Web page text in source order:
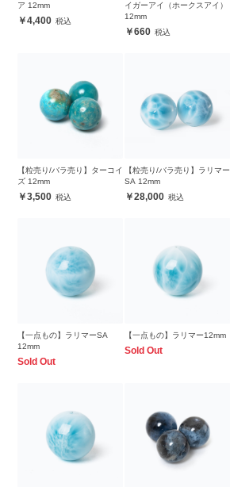
ア 12mm
4,400
イガーアイ（ホークスアイ）
12mm
660
【粒売り/バラ売り】ターコイ
ズ 12mm
3,500
【粒売り/バラ売り】ラリマー
SA 12mm
28,000
【一点もの】ラリマーSA
12mm
Sold Out
【一点もの】ラリマー12mm
Sold Out